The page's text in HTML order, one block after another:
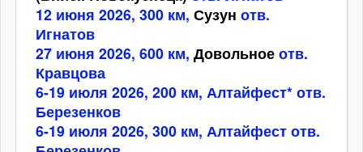
12 июня 2026, 300 км, Сузун отв.
Игнатов
27 июня 2026, 600 км, Довольноеотв.
Кравцова
6-19 июля 2026, 200 км, Алтайфест* отв.
Березенков
6-19 июля 2026, 300 км, Алтайфест отв.